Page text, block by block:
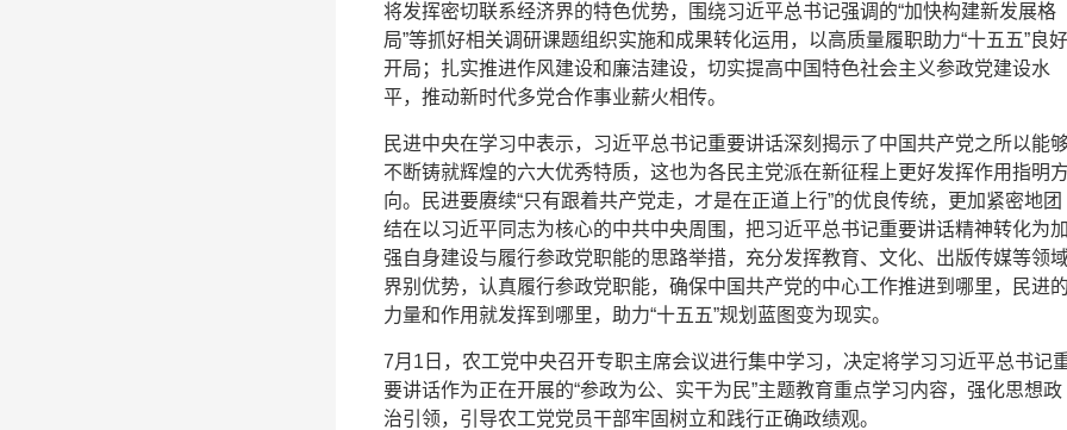
将发挥密切联系经济界的特色优势，围绕习近平总书记强调的“加快构建新发展格
局”等抓好相关调研课题组织实施和成果转化运用，以高质量履职助力“十五五”良好
开局；扎实推进作风建设和廉洁建设，切实提高中国特色社会主义参政党建设水
平，推动新时代多党合作事业薪火相传。
民进中央在学习中表示，习近平总书记重要讲话深刻揭示了中国共产党之所以能
不断铸就辉煌的六大优秀特质，这也为各民主党派在新征程上更好发挥作用指明方
向。民进要赓续“只有跟着共产党走，才是在正道上行”的优良传统，更加紧密地团
结在以习近平同志为核心的中共中央周围，把习近平总书记重要讲话精神转化为加
强自身建设与履行参政党职能的思路举措，充分发挥教育、文化、出版传媒等领
界别优势，认真履行参政党职能，确保中国共产党的中心工作推进到哪里，民进的
力量和作用就发挥到哪里，助力“十五五”规划蓝图变为现实。
7月1日，农工党中央召开专职主席会议进行集中学习，决定将学习习近平总书记
要讲话作为正在开展的“参政为公、实干为民”主题教育重点学习内容，强化思想政
治引领，引导农工党党员干部牢固树立和践行正确政绩观。